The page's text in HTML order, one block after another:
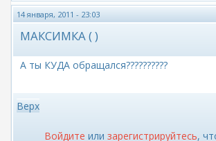
14 января, 2011 - 23:03
МАКСИМКА ( )
А ты КУДА обращался??????????
Верх
Войдите или зарегистрируйтесь,